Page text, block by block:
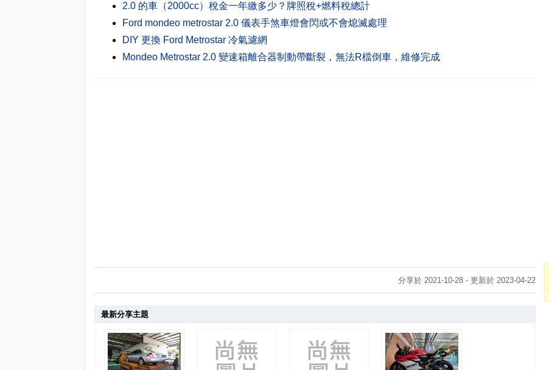
2.0 的車（2000cc）稅金一年繳多少？牌照稅+燃料稅總計
Ford mondeo metrostar 2.0 儀表手煞車燈會閃或不會熄滅處理
DIY 更換 Ford Metrostar 冷氣濾網
Mondeo Metrostar 2.0 變速箱離合器制動帶斷裂，無法R檔倒車，維修完成
分享於 2021-10-28 - 更新於 2023-04-22
最新分享主題